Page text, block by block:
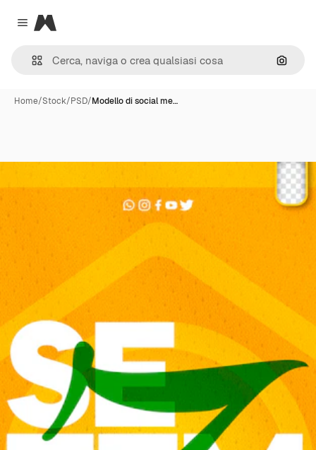
Close menu
Magnific
Cerca
Home/Stock/PSD/Modello di social me…